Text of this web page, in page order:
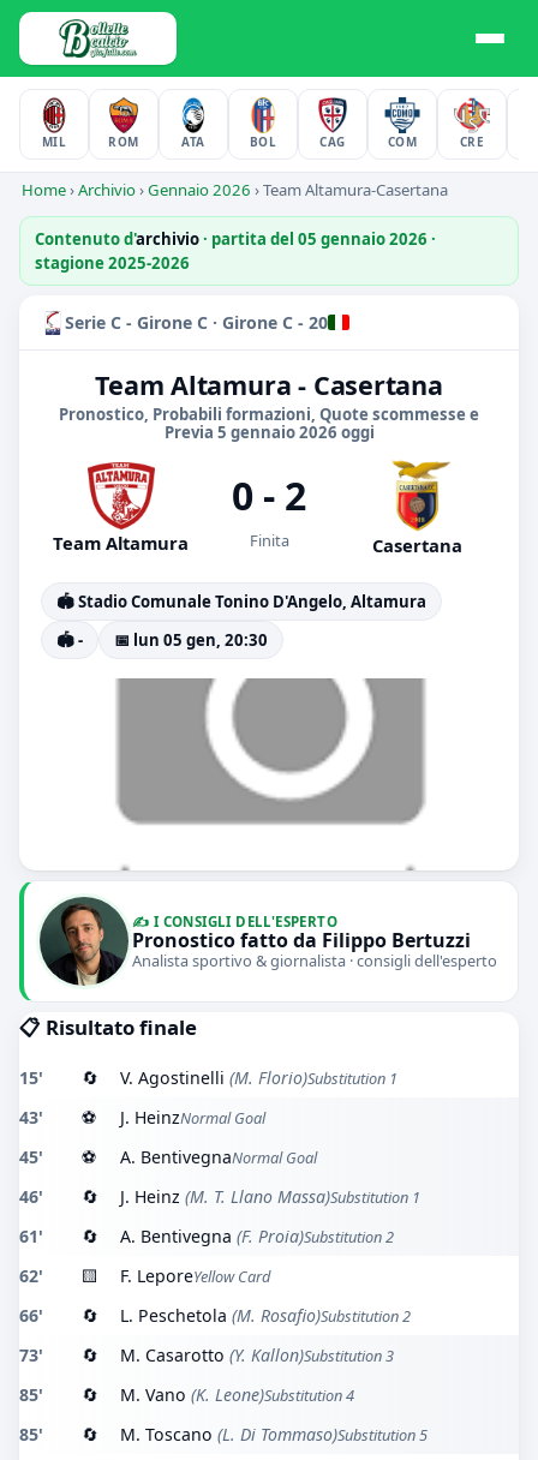
MIL ROM ATA BOL CAG COM CRE
Home›Archivio›Gennaio 2026 ›Team Altamura-Casertana
Contenuto d'archivio· partita del 05 gennaio 2026 ·
stagione 2025-2026
Serie C - Girone C · Girone C - 20
Team Altamura - Casertana
Pronostico, Probabili formazioni, Quote scommesse e
Previa 5 gennaio 2026 oggi
Team Altamura
0 - 2
Finita Casertana
🏟️ Stadio Comunale Tonino D'Angelo, Altamura
🏟️ -
📅 lun 05 gen, 20:30
✍️ I CONSIGLI DELL'ESPERTO
Pronostico fatto da Filippo Bertuzzi
Analista sportivo & giornalista · consigli dell'esperto
📋 Risultato finale
15' 🔄 V. Agostinelli (M. Florio)Substitution 1
43' ⚽ J. HeinzNormal Goal
45' ⚽ A. BentivegnaNormal Goal
46' 🔄 J. Heinz (M. T. Llano Massa)Substitution 1
61' 🔄 A. Bentivegna (F. Proia)Substitution 2
62' 🟨 F. LeporeYellow Card
66' 🔄 L. Peschetola (M. Rosafio)Substitution 2
73' 🔄 M. Casarotto (Y. Kallon)Substitution 3
85' 🔄 M. Vano (K. Leone)Substitution 4
85' 🔄 M. Toscano (L. Di Tommaso)Substitution 5